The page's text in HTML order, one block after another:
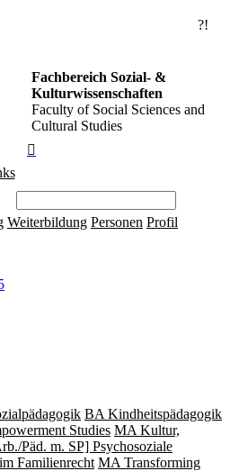
?!
Fachbereich Sozial- &
Kulturwissenschaften
Faculty of Social Sciences and
Cultural Studies

Weiterbildung Personen Profil
BA Kindheitspädagogik
Studies MA Kultur,
Päd. m. SP] Psychosoziale
Fami­lien­recht MA Transforming